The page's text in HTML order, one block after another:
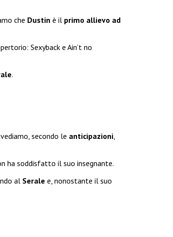
che Dustin è il primo allievo ad
Sexyback e Ain’t no
.
secondo le anticipazioni,
ha soddisfatto il suo insegnante.
al Serale e, nonostante il suo